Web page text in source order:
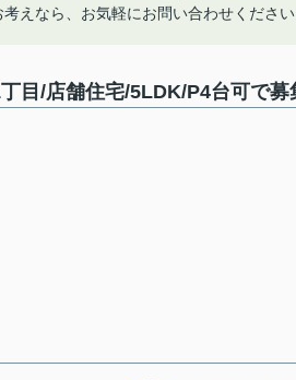
えなら、お気軽にお問い合わせください
丁目/店舗住宅/5LDK/P4台可で